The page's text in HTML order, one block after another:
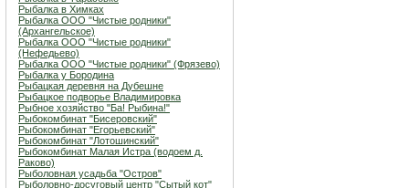
Рыбалка в Химках
Рыбалка ООО "Чистые родники"
(Архангельское)
Рыбалка ООО "Чистые родники"
(Нефедьево)
Рыбалка ООО "Чистые родники" (Фрязево)
Рыбалка у Бородина
Рыбацкая деревня на Дубешне
Рыбацкое подворье Владимировка
Рыбное хозяйство "Ба! Рыбина!"
Рыбокомбинат "Бисеровский"
Рыбокомбинат "Егорьевский"
Рыбокомбинат "Лотошинский"
Рыбокомбинат Малая Истра (водоем д.
Раково)
Рыболовная усадьба "Остров"
Рыболовно-досуговый центр "Сытый кот"